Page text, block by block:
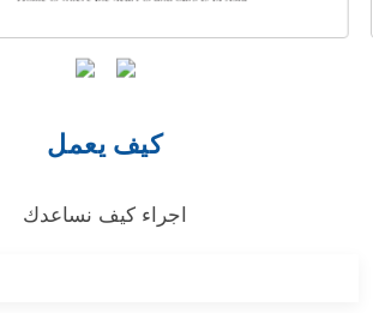
كيف يعمل
اجراء كيف نساعدك